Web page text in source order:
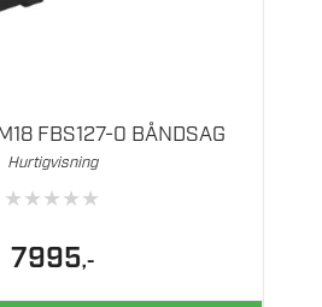
FBS127-0 BÅNDSAG
Hurtigvisning
★★★★★
7995,-